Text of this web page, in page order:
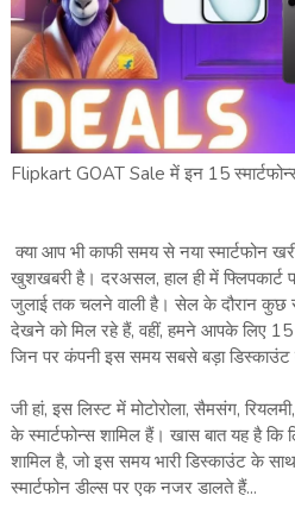
Flipkart GOAT Sale में इन 15
क्या आप भी काफी समय से नया स्मार्टफोन
खुशखबरी है। दरअसल, हाल ही में
जुलाई तक चलने वाली है। सेल के दौरान कुछ
देखने को मिल रहे हैं, वहीं, हमने आपके लिए 15
जिन पर कंपनी इस समय सबसे बड़ा डिस्काउंट
जी हां, इस लिस्ट में मोटोरोला, सैमसंग,
के स्मार्टफोन्स शामिल हैं। खास बात यह है
शामिल है, जो इस समय भारी डिस्काउंट के
स्मार्टफोन डील्स पर एक नजर डालते हैं...